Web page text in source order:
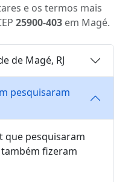
e os termos mais
25900-403 em Magé.
de Magé, RJ
pesquisaram
que pesquisaram
também fizeram